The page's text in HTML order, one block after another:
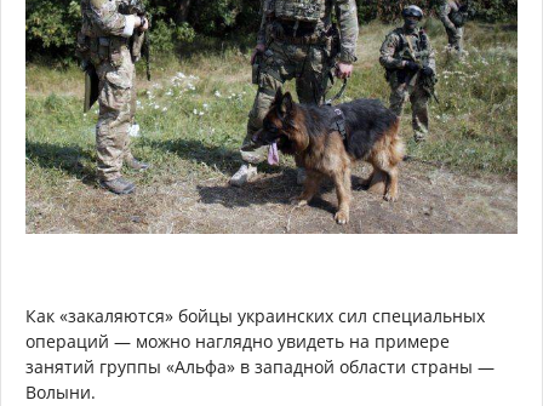
Как «закаляются» бойцы украинских cил специальных
операций — можно наглядно увидеть на примере
занятий группы «Альфа» в западной области страны —
Волыни.